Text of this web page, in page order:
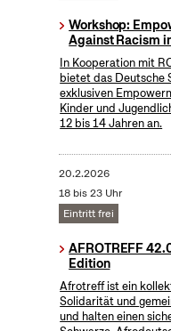
Workshop:
Against Racism
In Kooperation mit
bietet das Deutsche
exklusiven
Kinder und
12 bis 14 Jahren an.
20.2.2026
18 bis 23 Uhr
Eintritt frei
AFROTREFF
Edition
Afrotreff ist ein
Solidarität und
und halten einen